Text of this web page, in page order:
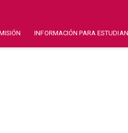
INFORMACIÓN PARA